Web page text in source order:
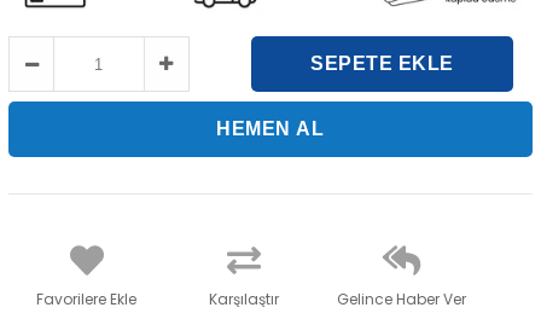
Favorilere Ekle Karşılaştır Gelince Haber Ver